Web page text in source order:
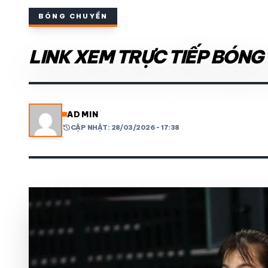
THỂ THAO TRONG NƯỚC
THỂ THAO
LỊCH THI ĐẤU
BÓNG CHUYỀN
LINK XEM TRỰC TIẾP
ADMIN
historyCẬP NHẬT: 28/03/2026 - 17:38